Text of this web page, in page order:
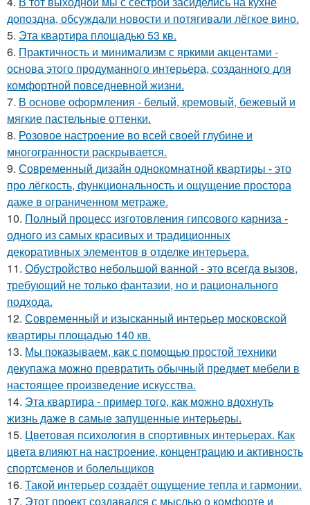
допоздна, обсуждали новости и потягивали лёгкое вино.
5. Эта квартира площадью 53 кв.
6. Практичность и минимализм с яркими акцентами -
основа этого продуманного интерьера, созданного для
комфортной повседневной жизни.
7. В основе оформления - белый, кремовый, бежевый и
мягкие пастельные оттенки.
8. Розовое настроение во всей своей глубине и
многогранности раскрывается.
9. Современный дизайн однокомнатной квартиры - это
про лёгкость, функциональность и ощущение простора
даже в ограниченном метраже.
10. Полный процесс изготовления гипсового карниза -
одного из самых красивых и традиционных
декоративных элементов в отделке интерьера.
11. Обустройство небольшой ванной - это всегда вызов,
требующий не только фантазии, но и рационального
подхода.
12. Современный и изысканный интерьер московской
квартиры площадью 140 кв.
13. Мы показываем, как с помощью простой техники
декупажа можно превратить обычный предмет мебели в
настоящее произведение искусства.
14. Эта квартира - пример того, как можно вдохнуть
жизнь даже в самые запущенные интерьеры.
15. Цветовая психология в спортивных интерьерах. Как
цвета влияют на настроение, концентрацию и активность
спортсменов и болельщиков
16. Такой интерьер создаёт ощущение тепла и гармонии.
17. Этот проект создавался с мыслью о комфорте и